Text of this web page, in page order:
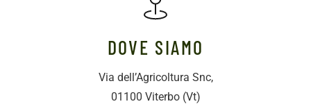
DOVE SIAMO
Via dell’Agricoltura Snc,
01100 Viterbo (Vt)